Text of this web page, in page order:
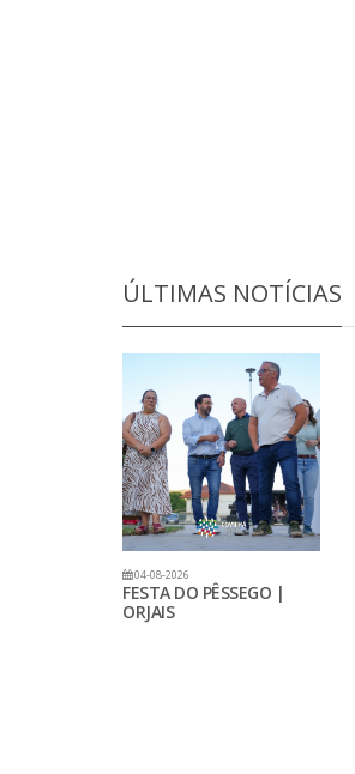
ÚLTIMAS NOTÍCIAS
04-08-2026
FESTA DO PÊSSEGO |
ORJAIS